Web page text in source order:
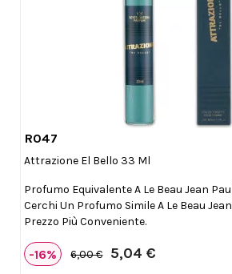
R047
Attrazione El Bello 33 Ml
Profumo Equivalente A Le Beau Jean
Cerchi Un Profumo Simile A Le Beau
Prezzo Più Conveniente.
-16% 6,00 € 5,04 €